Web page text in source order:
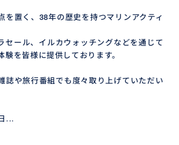
を置く、38年の歴史を持つマリンアクティ
セール、イルカウォッチングなどを通じて
験を皆様に提供しております。
誌や旅行番組でも度々取り上げていただい
...